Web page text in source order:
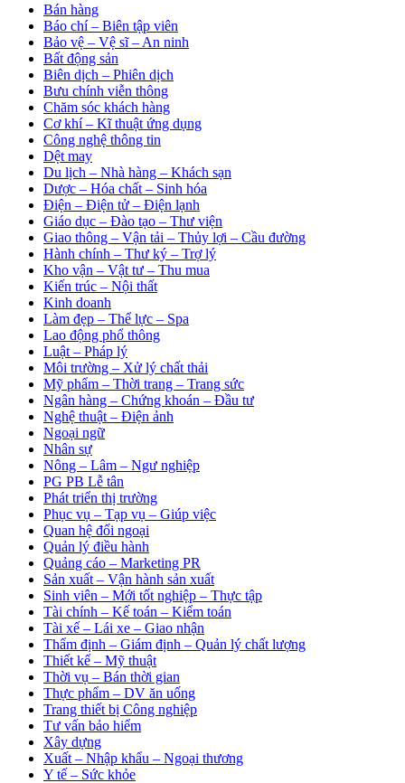
Bán hàng
Báo chí – Biên tập viên
Bảo vệ – Vệ sĩ – An ninh
Bất động sản
Biên dịch – Phiên dịch
Bưu chính viễn thông
Chăm sóc khách hàng
Cơ khí – Kĩ thuật ứng dụng
Công nghệ thông tin
Dệt may
Du lịch – Nhà hàng – Khách sạn
Dược – Hóa chất – Sinh hóa
Điện – Điện tử – Điện lạnh
Giáo dục – Đào tạo – Thư viện
Giao thông – Vận tải – Thủy lợi – Cầu đường
Hành chính – Thư ký – Trợ lý
Kho vận – Vật tư – Thu mua
Kiến trúc – Nội thất
Kinh doanh
Làm đẹp – Thể lực – Spa
Lao động phổ thông
Luật – Pháp lý
Môi trường – Xử lý chất thải
Mỹ phẩm – Thời trang – Trang sức
Ngân hàng – Chứng khoán – Đầu tư
Nghệ thuật – Điện ảnh
Ngoại ngữ
Nhân sự
Nông – Lâm – Ngư nghiệp
PG PB Lễ tân
Phát triển thị trường
Phục vụ – Tạp vụ – Giúp việc
Quan hệ đối ngoại
Quản lý điều hành
Quảng cáo – Marketing PR
Sản xuất – Vận hành sản xuất
Sinh viên – Mới tốt nghiệp – Thực tập
Tài chính – Kế toán – Kiểm toán
Tài xế – Lái xe – Giao nhận
Thẩm định – Giám định – Quản lý chất lượng
Thiết kế – Mỹ thuật
Thời vụ – Bán thời gian
Thực phẩm – DV ăn uống
Trang thiết bị Công nghiệp
Tư vấn bảo hiểm
Xây dựng
Xuất – Nhập khẩu – Ngoại thương
Y tế – Sức khỏe